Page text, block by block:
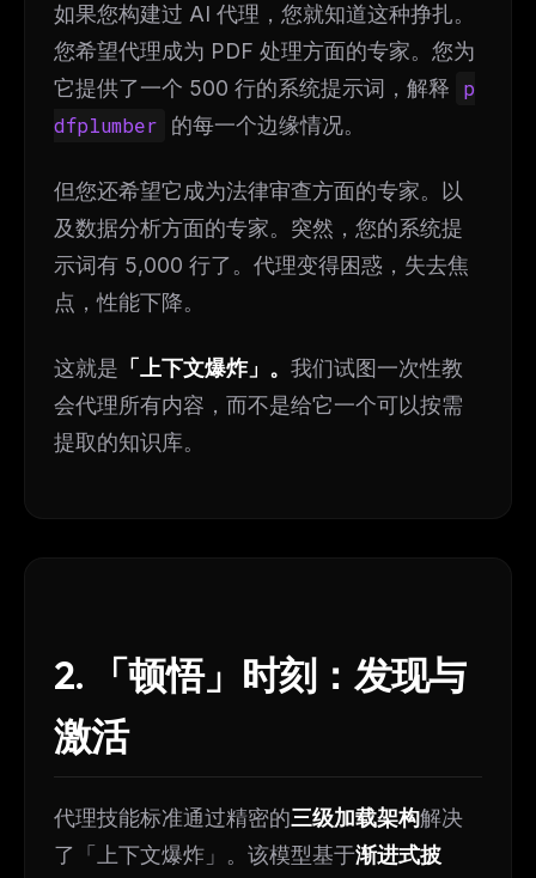
如果您构建过 AI 代理，您就知道这种挣扎。
您希望代理成为 PDF 处理方面的专家。您为
它提供了一个 500 行的系统提示词，解释
p
dfplumber
的每一个边缘情况。
但您还希望它成为法律审查方面的专家。以
及数据分析方面的专家。突然，您的系统提
示词有 5,000 行了。代理变得困惑，失去焦
点，性能下降。
这就是 「上下文爆炸」。 我们试图一次性教
会代理所有内容，而不是给它一个可以按需
提取的知识库。
2. 「顿悟」时刻：发现与
激活
代理技能标准通过精密的三级加载架构解决
了「上下文爆炸」。该模型基于渐进式披